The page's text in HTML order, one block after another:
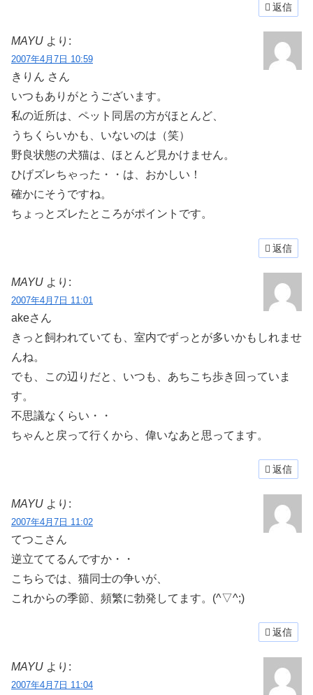
返信
MAYU より:
2007年4月7日 10:59
きりん さん
いつもありがとうございます。
私の近所は、ペット同居の方がほとんど、
うちくらいかも、いないのは（笑）
野良状態の犬猫は、ほとんど見かけません。
ひげズレちゃった・・は、おかしい！
確かにそうですね。
ちょっとズレたところがポイントです。
返信
MAYU より:
2007年4月7日 11:01
akeさん
きっと飼われていても、室内でずっとが多いかもしれませ
んね。
でも、この辺りだと、いつも、あちこち歩き回っていま
す。
不思議なくらい・・
ちゃんと戻って行くから、偉いなあと思ってます。
返信
MAYU より:
2007年4月7日 11:02
てつこさん
逆立ててるんですか・・
こちらでは、猫同士の争いが、
これからの季節、頻繁に勃発してます。(^▽^;)
返信
MAYU より:
2007年4月7日 11:04